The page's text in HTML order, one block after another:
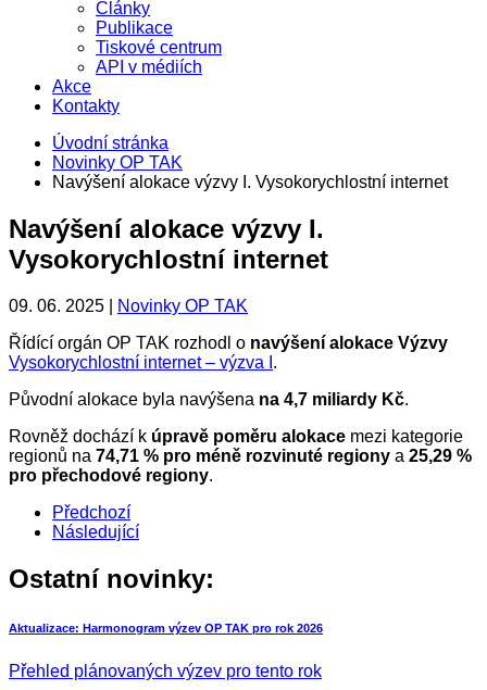
Články
Publikace
Tiskové centrum
API v médiích
Akce
Kontakty
Úvodní stránka
Novinky OP TAK
Navýšení alokace výzvy I. Vysokorychlostní internet
Navýšení alokace výzvy I.
Vysokorychlostní internet
09. 06. 2025 |
Novinky OP TAK
Řídící orgán OP TAK rozhodl o navýšení alokace Výzvy
Vysokorychlostní internet – výzva I .
Původní alokace byla navýšena na 4,7 miliardy Kč.
Rovněž dochází k úpravě poměru alokace mezi kategorie
regionů na 74,71 % pro méně rozvinuté regiony a 25,29 %
pro přechodové regiony.
Předchozí
Následující
Ostatní novinky:
Aktualizace: Harmonogram výzev OP TAK pro rok 2026
Přehled plánovaných výzev pro tento rok